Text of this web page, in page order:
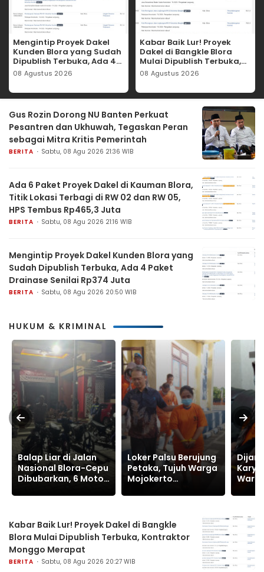
Mengintip Proyek Dakel
Kunden Blora yang Sudah
Dipublish Terbuka, Ada 4
Paket Drainase Senilai
Rp374 Juta
08 Agustus 2026
Kabar Baik Lur! Proyek
Dakel di Bangkle Blora
Mulai Dipublish Terbuka,
Kontraktor Monggo
Merapat
08 Agustus 2026
Gus Rozin Dorong NU Banten Perkuat
Pesantren dan Ukhuwah, Tegaskan Peran
sebagai Mitra Kritis Pemerintah
BERITA Sabtu, 08 Agu 2026 21:36 WIB
Ada 6 Paket Proyek Dakel di Kauman Blora,
Titik Lokasi Terbagi di RW 02 dan RW 05,
HPS Tembus Rp465,3 Juta
BERITA Sabtu, 08 Agu 2026 21:16 WIB
Mengintip Proyek Dakel Kunden Blora yang
Sudah Dipublish Terbuka, Ada 4 Paket
Drainase Senilai Rp374 Juta
BERITA Sabtu, 08 Agu 2026 20:50 WIB
HUKUM & KRIMINAL
Balap Liar di Jalan
Nasional Blora-Cepu
Dibubarkan, 6 Motor
Jepon
Loker Palsu Berujung
Petaka, Tujuh Warga
Mojokerto
Juta
Kabar Baik Lur! Proyek Dakel di Bangkle
Blora Mulai Dipublish Terbuka, Kontraktor
Monggo Merapat
BERITA Sabtu, 08 Agu 2026 20:27 WIB